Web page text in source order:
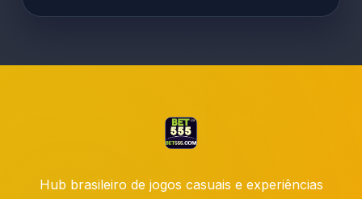
Hub brasileiro de jogos casuais e experiências